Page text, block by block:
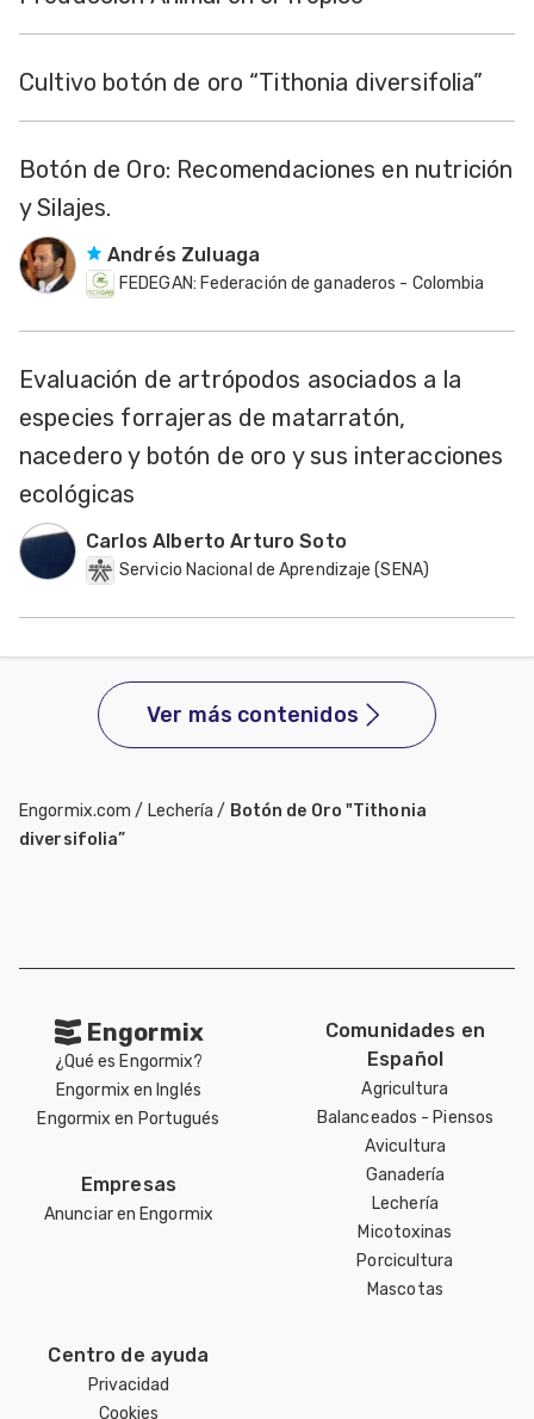
Cultivo botón de oro “Tithonia diversifolia”
Botón de Oro: Recomendaciones en nutrición
y Silajes.
Andrés Zuluaga
FEDEGAN: Federación de ganaderos - Colombia
Evaluación de artrópodos asociados a la
especies forrajeras de matarratón,
nacedero y botón de oro y sus interacciones
ecológicas
Carlos Alberto Arturo Soto
Servicio Nacional de Aprendizaje (SENA)
Ver más contenidos
Engormix.com / Lechería / Botón de Oro "Tithonia
diversifolia”
Engormix
¿Qué es Engormix?
Engormix en Inglés
Engormix en Portugués
Empresas
Anunciar en Engormix
Comunidades en
Español
Agricultura
Balanceados - Piensos
Avicultura
Ganadería
Lechería
Micotoxinas
Porcicultura
Mascotas
Centro de ayuda
Privacidad
Cookies